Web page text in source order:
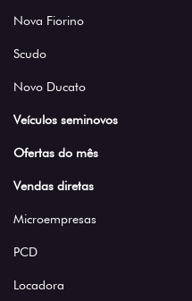
Nova Fiorino
Scudo
Novo Ducato
Veículos seminovos
Ofertas do mês
Vendas diretas
Microempresas
PCD
Locadora